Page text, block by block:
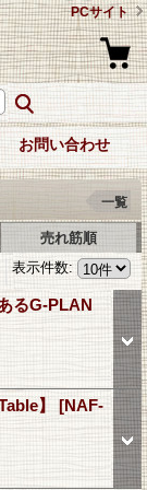
PCサイト
お問い合わせ
一覧
売れ筋順
表示件数:
るG-PLAN
】 [NAF-